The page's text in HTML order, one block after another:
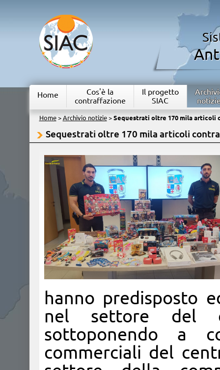
Home
Cos'è la
contraffazione
Il progetto
SIAC
Home> Archivio notizie> Sequestrati oltre 170 mila articoli
Sequestrati oltre 170 mila articoli
hanno predisposto
nel settore del
sottoponendo a
commerciali del